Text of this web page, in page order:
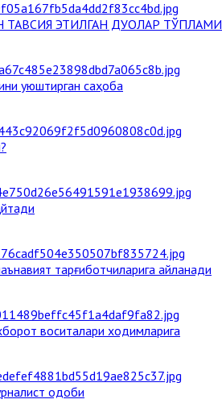
ТАВСИЯ ЭТИЛГАН ДУОЛАР ТЎПЛАМИ
уюштирган саҳоба
тарғиботчиларига айланади
воситалари ходимларига
одоби